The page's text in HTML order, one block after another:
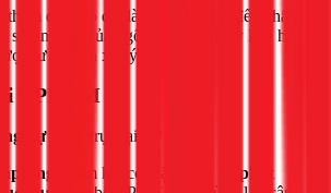
thấm dột kéo dài làm ảnh hưởng đến chất
sự an toàn của ngôi nhà bạn. Hãy liên hệ
tư vấn và xử lý dứt điểm.
TPHCM
Sự đang trực tại TPHCM.
ứng:
Cam kết có mặt trong
30 phút